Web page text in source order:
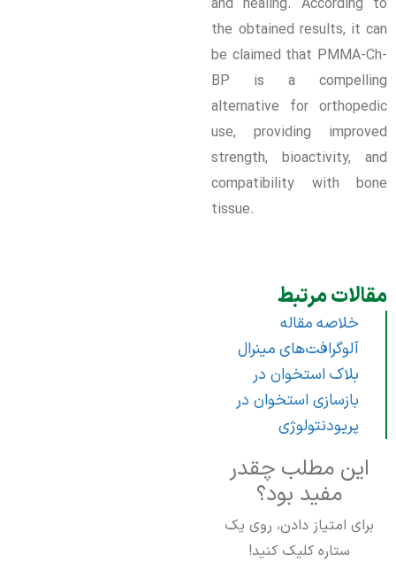
the obtained results, it can
be claimed that PMMA-Ch-
BP is a compelling
alternative for orthopedic
use, providing improved
strength, bioactivity, and
compatibility with bone
tissue.
مقالات مرتبط
خلاصه مقاله
آلوگرافت‌های مینرال
بلاک استخوان در
بازسازی استخوان در
پریودنتولوژی
این مطلب چقدر
مفید بود؟
برای امتیاز دادن، روی یک
ستاره کلیک کنید!